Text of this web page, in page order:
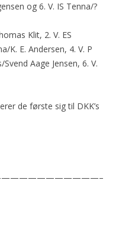
og 6. V. IS Tenna/?
Klit, 2. V. ES
K. E. Andersen, 4. V. P
Aage Jensen, 6. V.
de første sig til DKK’s